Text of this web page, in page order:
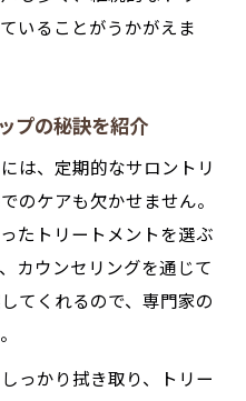
いることがうかがえま
プの秘訣を紹介
は、定期的なサロントリ
のケアも欠かせません。
たトリートメントを選ぶ
カウンセリングを通じて
てくれるので、専門家の
っかり拭き取り、トリー